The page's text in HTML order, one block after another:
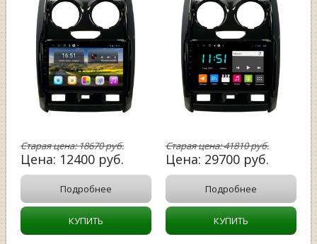
Старая цена:18670руб.
Цена: 12400 руб.
Подробнее
КУПИТЬ
Старая цена:41810руб.
Цена: 29700 руб.
Подробнее
КУПИТЬ